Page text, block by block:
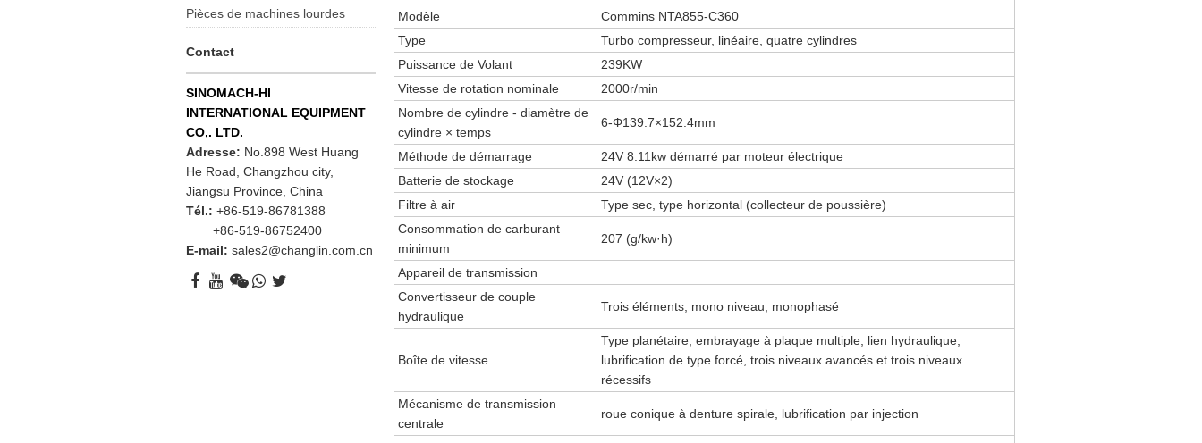
Modèle
Commins NTA855-C360
Type
Turbo compresseur, linéaire, quatre cylindres
Puissance de Volant
239KW
Vitesse de rotation nominale
2000r/min
Nombre de cylindre - diamètre de
cylindre × temps
6-Φ139.7×152.4mm
Méthode de démarrage
24V 8.11kw démarré par moteur électrique
Batterie de stockage
24V (12V×2)
Filtre à air
Type sec, type horizontal (collecteur de poussière)
Consommation de carburant
minimum
207 (g/kw·h)
Appareil de transmission
Convertisseur de couple
hydraulique
Trois éléments, mono niveau, monophasé
Boîte de vitesse
Type planétaire, embrayage à plaque multiple, lien hydraulique,
lubrification de type forcé, trois niveaux avancés et trois niveaux
récessifs
Mécanisme de transmission
centrale
roue conique à denture spirale, lubrification par injection
Pièces de machines lourdes
Contact
SINOMACH-HI
INTERNATIONAL EQUIPMENT
CO,. LTD.
Adresse: No.898 West Huang
He Road, Changzhou city,
Jiangsu Province, China
Tél.: +86-519-86781388
+86-519-86752400
E-mail:sales2@changlin.com.cn